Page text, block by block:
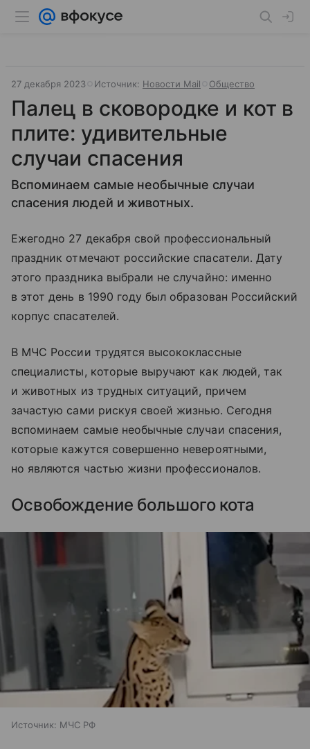
27 декабря 2023 Источник: Новости Mail Общество
Палец в сковородке и кот в
плите: удивительные
случаи спасения
Вспоминаем самые необычные случаи
спасения людей и животных.
Ежегодно 27 декабря свой профессиональный
праздник отмечают российские спасатели. Дату
этого праздника выбрали не случайно: именно
в этот день в 1990 году был образован Российский
корпус спасателей.
В МЧС России трудятся высококлассные
специалисты, которые выручают как людей, так
и животных из трудных ситуаций, причем
зачастую сами рискуя своей жизнью. Сегодня
вспоминаем самые необычные случаи спасения,
которые кажутся совершенно невероятными,
но являются частью жизни профессионалов.
Освобождение большого кота
Источник: МЧС РФ